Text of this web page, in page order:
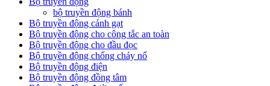
bộ truyền động bánh
Bộ truyền động cánh gạt
Bộ truyền động cho công tắc an toàn
Bộ truyền động cho đầu đọc
Bộ truyền động chống cháy nổ
Bộ truyền động điện
Bộ truyền động đồng tâm